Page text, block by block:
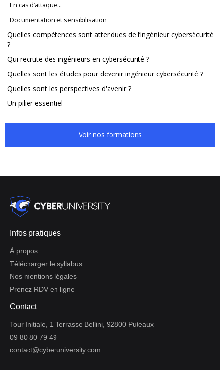
En cas d’attaque…
Documentation et sensibilisation
Quelles compétences sont attendues de l’ingénieur cybersécurité
?
Qui recrute des ingénieurs en cybersécurité ?
Quelles sont les études pour devenir ingénieur cybersécurité ?
Quelles sont les perspectives d'avenir ?
Un pilier essentiel
Voir nos formations
Infos pratiques
À propos
Télécharger le syllabus
Nos mentions légales
Prenez RDV en ligne
Contact
Tour Initiale, 1 Terrasse Bellini, 92800 Puteaux
09 80 80 79 49
contact@cyberuniversity.com